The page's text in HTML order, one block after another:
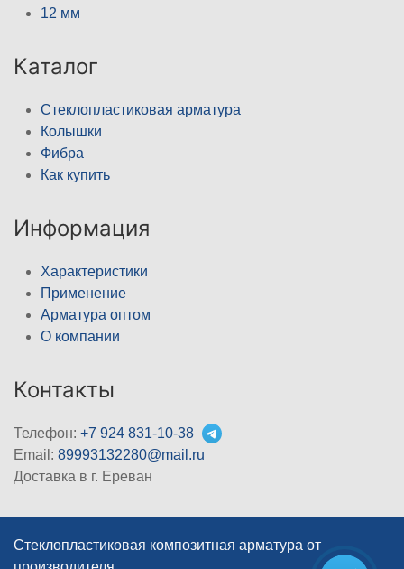
12 мм
Каталог
Стеклопластиковая арматура
Колышки
Фибра
Как купить
Информация
Характеристики
Применение
Арматура оптом
О компании
Контакты
Телефон: +7 924 831-10-38
Email: 89993132280@mail.ru
Доставка в г. Ереван
Стеклопластиковая композитная арматура от